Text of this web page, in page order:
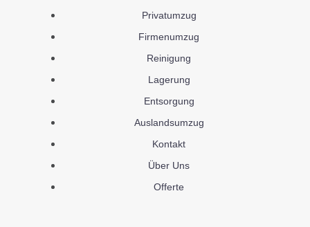
Privatumzug
Firmenumzug
Reinigung
Lagerung
Entsorgung
Auslandsumzug
Kontakt
Über Uns
Offerte